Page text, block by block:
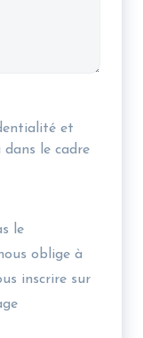
et
le cadre
le
oblige à
inscrire sur